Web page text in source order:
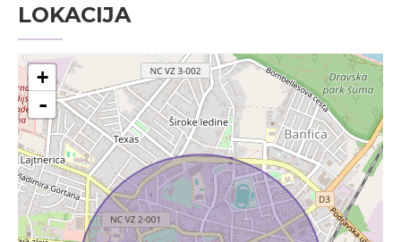
LOKACIJA
+
-